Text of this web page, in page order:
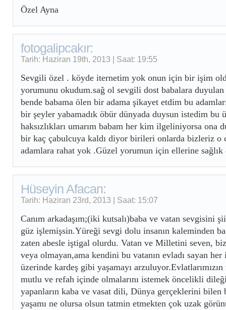
Özel Ayna
fotogalipcakır:
Tarih: Haziran 19th, 2013 | Saat: 19:55
Sevgili özel . köyde iternetim yok onun için bir işim
yorumunu okudum.sağ ol sevgili dost babalara
bende babama ölen bir adama şikayet etdim bu
bir şeyler yabamadık öbür dünyada duysun istedim bu
haksızlıkları umarım babam her kim ilgeliniyorsa ona
bir kaç çabulcuya kaldı diyor birileri onlarda bizleriz o
adamlara rahat yok .Güzel yorumun için ellerine
Hüseyin Afacan:
Tarih: Haziran 23rd, 2013 | Saat: 15:07
Canım arkadaşım;(iki kutsalı)baba ve vatan sevgisini
güz işlemişsin.Yüreği sevgi dolu insanın kaleminden
zaten abesle iştigal olurdu. Vatan ve Milletini seven,
veya olmayan,ama kendini bu vatanın evladı sayan
üzerinde kardeş gibi yaşamayı arzuluyor.Evlatlarımızın
mutlu ve refah içinde olmalarını istemek öncelikli
yapanların kaba ve vasat dili, Dünya gerçeklerini bilen
yaşamı ne olursa olsun tatmin etmekten çok uzak